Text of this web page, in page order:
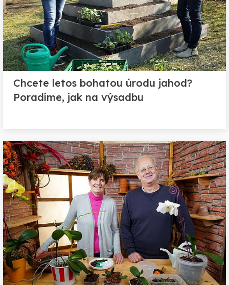
Chcete letos bohatou úrodu jahod?
Poradíme, jak na výsadbu